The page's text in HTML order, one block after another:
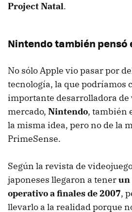
Project Natal.
Nintendo también pensó
No sólo Apple vio pasar por
tecnología, la que podríamos
importante desarrolladora de
mercado, Nintendo, también
la misma idea, pero no de la
PrimeSense.
Según la revista de
japoneses llegaron a tenerun
operativo a finales de 2007,
llevarlo a la realidad porque